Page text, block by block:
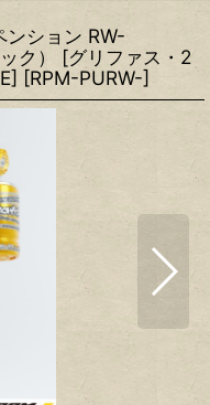
ション RW-
ク） [グリファス・2
[RPM-PURW-]